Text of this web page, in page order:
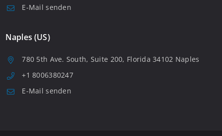
E-Mail senden
Naples (US)
780 5th Ave. South, Suite 200, Florida 34102 Naples
+1 8006380247
E-Mail senden